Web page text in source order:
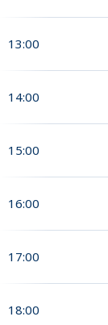
13:00
14:00
15:00
16:00
17:00
18:00